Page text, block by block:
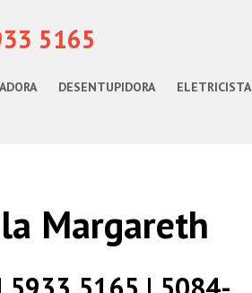
5165
DESENTUPIDORA ELETRICISTA
Margareth